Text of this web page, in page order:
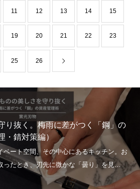
11 12 13 14 15
19 20 21 22 23
25 26
り抜く。梅雨に差がつく「鋼」の
・錆対策編）